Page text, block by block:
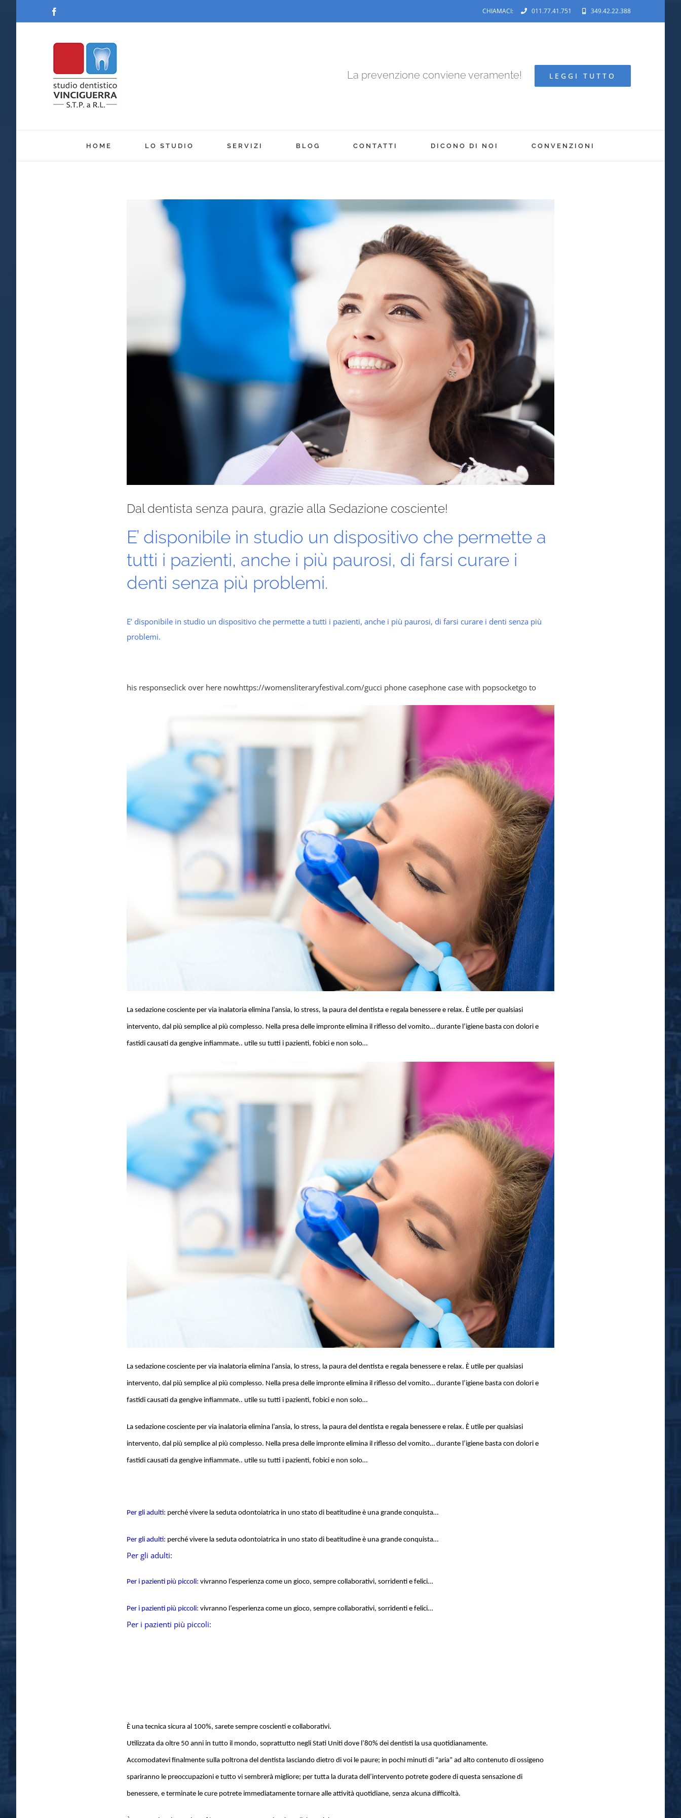
CHIAMACI: 011.77.41.751 349.42.22.388
La prevenzione conviene veramente! LEGGI TUTTO
HOME LO STUDIO SERVIZI BLOG CONTATTI DICONO DI NOI CONVENZIONI
Ingrandisci
Dal dentista senza paura, grazie alla Sedazione cosciente!
E’ disponibile in studio un dispositivo che permette a
tutti i pazienti, anche i più paurosi, di farsi curare i
denti senza più problemi.
E’ disponibile in studio un dispositivo che permette a tutti i pazienti, anche i più paurosi, di farsi curare i denti senza più
problemi.
his responseclick over here nowhttps://womensliteraryfestival.com/gucci phone casephone case with popsocketgo to
La sedazione cosciente per via inalatoria elimina l’ansia, lo stress, la paura del dentista e regala benessere e relax. È utile per qualsiasi
intervento, dal più semplice al più complesso. Nella presa delle impronte elimina il riflesso del vomito… durante l’igiene basta con dolori e
fastidi causati da gengive infiammate.. utile su tutti i pazienti, fobici e non solo…
La sedazione cosciente per via inalatoria elimina l’ansia, lo stress, la paura del dentista e regala benessere e relax. È utile per qualsiasi
intervento, dal più semplice al più complesso. Nella presa delle impronte elimina il riflesso del vomito… durante l’igiene basta con dolori e
fastidi causati da gengive infiammate.. utile su tutti i pazienti, fobici e non solo…
La sedazione cosciente per via inalatoria elimina l’ansia, lo stress, la paura del dentista e regala benessere e relax. È utile per qualsiasi
intervento, dal più semplice al più complesso. Nella presa delle impronte elimina il riflesso del vomito… durante l’igiene basta con dolori e
fastidi causati da gengive infiammate.. utile su tutti i pazienti, fobici e non solo…
Per gli adulti: perché vivere la seduta odontoiatrica in uno stato di beatitudine è una grande conquista…
Per gli adulti: perché vivere la seduta odontoiatrica in uno stato di beatitudine è una grande conquista…
Per gli adulti:
Per i pazienti più piccoli: vivranno l’esperienza come un gioco, sempre collaborativi, sorridenti e felici…
Per i pazienti più piccoli: vivranno l’esperienza come un gioco, sempre collaborativi, sorridenti e felici…
Per i pazienti più piccoli:
È una tecnica sicura al 100%, sarete sempre coscienti e collaborativi.
Utilizzata da oltre 50 anni in tutto il mondo, soprattutto negli Stati Uniti dove l’80% dei dentisti la usa quotidianamente.
Accomodatevi finalmente sulla poltrona del dentista lasciando dietro di voi le paure; in pochi minuti di “aria” ad alto contenuto di ossigeno
spariranno le preoccupazioni e tutto vi sembrerà migliore; per tutta la durata dell’intervento potrete godere di questa sensazione di
benessere, e terminate le cure potrete immediatamente tornare alle attività quotidiane, senza alcuna difficoltà.